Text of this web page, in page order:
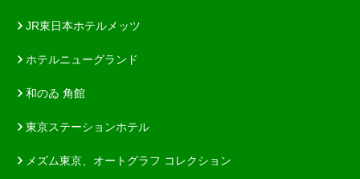
JR東日本ホテルメッツ
ホテルニューグランド
和のゐ 角館
東京ステーションホテル
メズム東京、オートグラフ コレクション